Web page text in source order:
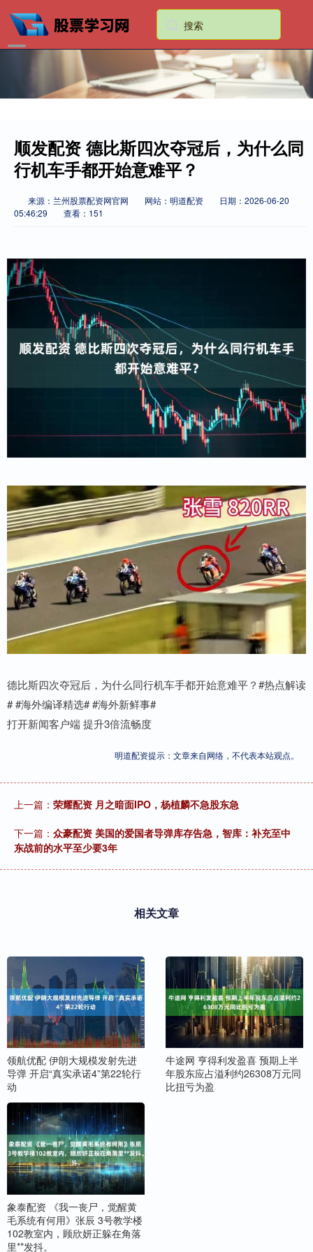
顺发配资 德比斯四次夺冠后，为什么同
行机车手都开始意难平？
来源：兰州股票配资网官网 网站：明道配资
日期：2026-06-20
05:46:29
查看：151
德比斯四次夺冠后，为什么同行机车手都开始意难平？#热点解读
# #海外编译精选# #海外新鲜事#
打开新闻客户端 提升3倍流畅度
明道配资提示：文章来自网络，不代表本站观点。
上一篇： 荣耀配资 月之暗面IPO，杨植麟不急股东急
下一篇： 众豪配资 美国的爱国者导弹库存告急，智库：补充至中
东战前的水平至少要3年
相关文章
领航优配 伊朗大规模发射先进
导弹 开启“真实承诺4”第22轮行
动
牛途网 亨得利发盈喜 预期上半
年股东应占溢利约26308万元同
比扭亏为盈
象泰配资 《我一丧尸，觉醒黄
毛系统有何用》张辰 3号教学楼
102教室内，顾欣妍正躲在角落
里**发抖。